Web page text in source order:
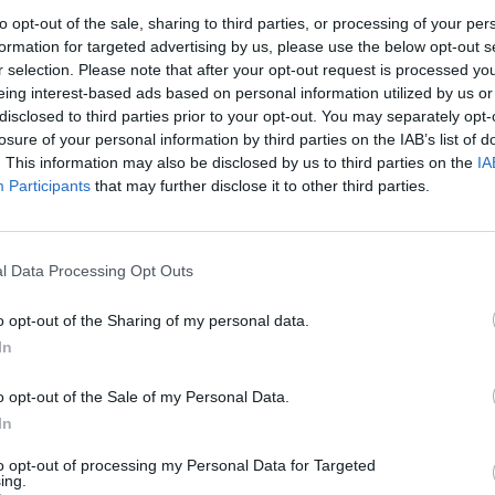
opt-out of the sale, sharing to third parties, or processing of your
for targeted advertising by us, please use the below opt-out
selection. Please note that after your opt-out request is processed
interest-based ads based on personal information utilized by us
to third parties prior to your opt-out. You may separately
of your personal information by third parties on the IAB’s list of
This information may also be disclosed by us to third parties on the
Participants that may further disclose it to other third parties.
Data Processing Opt Outs
opt-out of the Sharing of my personal data.
opt-out of the Sale of my Personal Data.
opt-out of processing my Personal Data for Targeted
Samanta Rakauskaitė Linkuva nužudymas
Karšta A. Kasparavičiaus ir Ž Pavilionio
Laidos | Lietuva tiesiogiai
00:04:00
Kuprines pasvėrę specialistai įspėja apie